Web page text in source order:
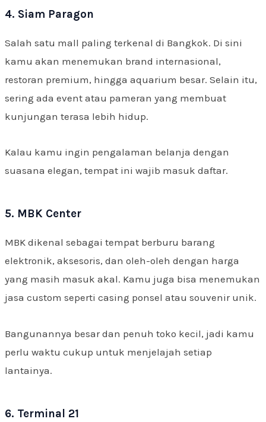
4. Siam Paragon
Salah satu mall paling terkenal di Bangkok. Di sini
kamu akan menemukan brand internasional,
restoran premium, hingga aquarium besar. Selain itu,
sering ada event atau pameran yang membuat
kunjungan terasa lebih hidup.
Kalau kamu ingin pengalaman belanja dengan
suasana elegan, tempat ini wajib masuk daftar.
5. MBK Center
MBK dikenal sebagai tempat berburu barang
elektronik, aksesoris, dan oleh-oleh dengan harga
yang masih masuk akal. Kamu juga bisa menemukan
jasa custom seperti casing ponsel atau souvenir unik.
Bangunannya besar dan penuh toko kecil, jadi kamu
perlu waktu cukup untuk menjelajah setiap
lantainya.
6. Terminal 21